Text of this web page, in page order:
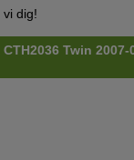
vi dig!
Twin 2007-